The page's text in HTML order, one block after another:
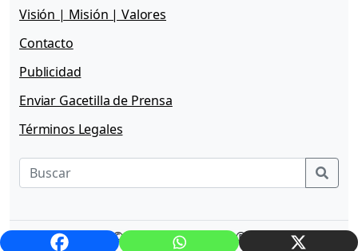
Visión | Misión | Valores
Contacto
Publicidad
Enviar Gacetilla de Prensa
Términos Legales
© 2026 - Infokioscos®